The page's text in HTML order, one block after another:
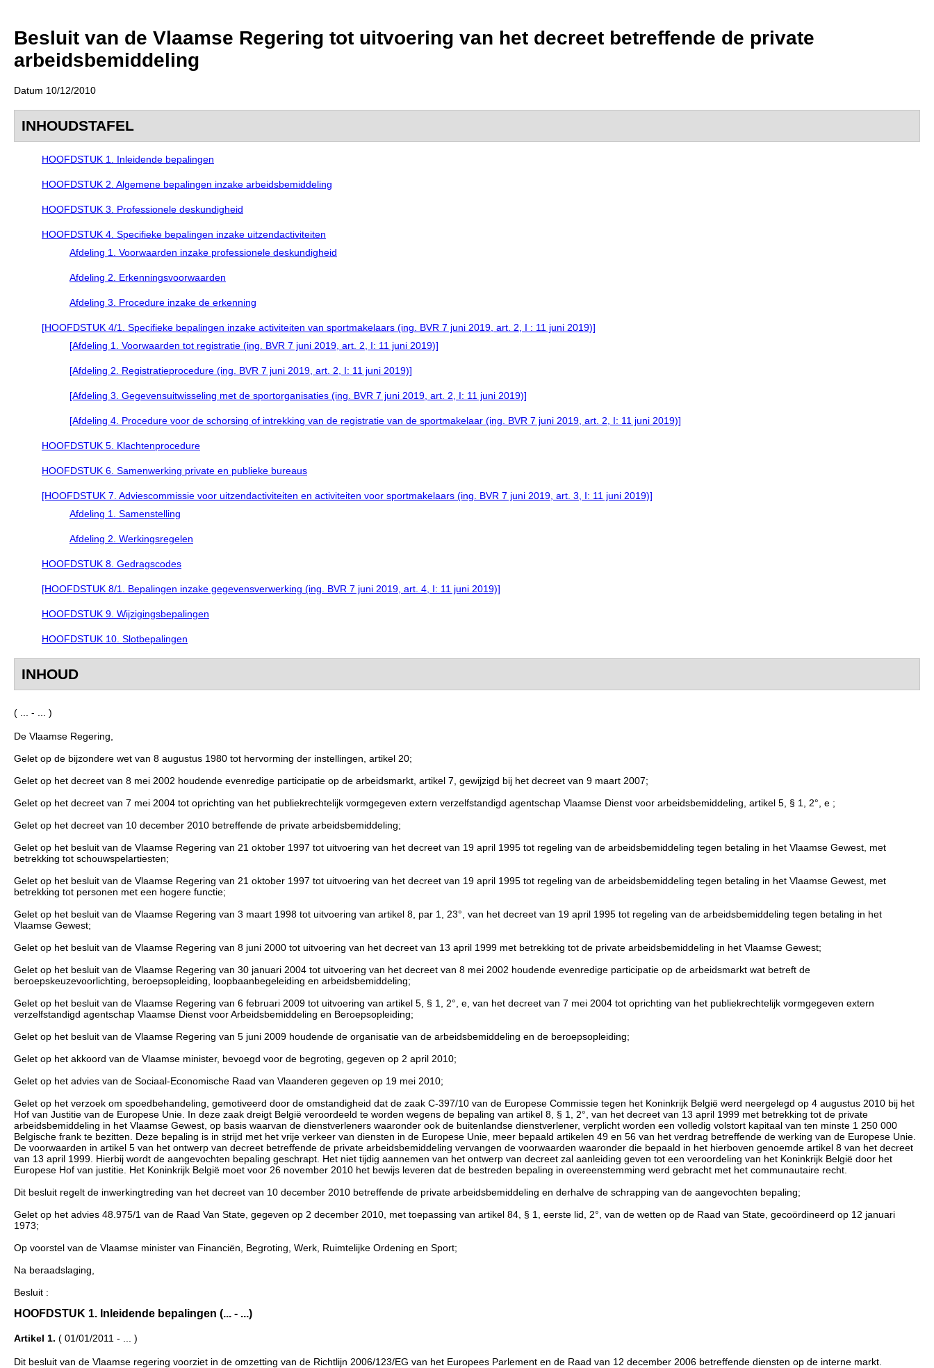
Besluit van de Vlaamse Regering tot uitvoering van het decreet betreffende de private
arbeidsbemiddeling
Datum 10/12/2010
INHOUDSTAFEL
HOOFDSTUK 1. Inleidende bepalingen
HOOFDSTUK 2. Algemene bepalingen inzake arbeidsbemiddeling
HOOFDSTUK 3. Professionele deskundigheid
HOOFDSTUK 4. Specifieke bepalingen inzake uitzendactiviteiten
Afdeling 1. Voorwaarden inzake professionele deskundigheid
Afdeling 2. Erkenningsvoorwaarden
Afdeling 3. Procedure inzake de erkenning
[HOOFDSTUK 4/1. Specifieke bepalingen inzake activiteiten van sportmakelaars (ing. BVR 7 juni 2019, art. 2, I : 11 juni 2019)]
[Afdeling 1. Voorwaarden tot registratie (ing. BVR 7 juni 2019, art. 2, I: 11 juni 2019)]
[Afdeling 2. Registratieprocedure (ing. BVR 7 juni 2019, art. 2, I: 11 juni 2019)]
[Afdeling 3. Gegevensuitwisseling met de sportorganisaties (ing. BVR 7 juni 2019, art. 2, I: 11 juni 2019)]
[Afdeling 4. Procedure voor de schorsing of intrekking van de registratie van de sportmakelaar (ing. BVR 7 juni 2019, art. 2, I: 11 juni 2019)]
HOOFDSTUK 5. Klachtenprocedure
HOOFDSTUK 6. Samenwerking private en publieke bureaus
[HOOFDSTUK 7. Adviescommissie voor uitzendactiviteiten en activiteiten voor sportmakelaars (ing. BVR 7 juni 2019, art. 3, I: 11 juni 2019)]
Afdeling 1. Samenstelling
Afdeling 2. Werkingsregelen
HOOFDSTUK 8. Gedragscodes
[HOOFDSTUK 8/1. Bepalingen inzake gegevensverwerking (ing. BVR 7 juni 2019, art. 4, I: 11 juni 2019)]
HOOFDSTUK 9. Wijzigingsbepalingen
HOOFDSTUK 10. Slotbepalingen
INHOUD
( ... - ... )
De Vlaamse Regering,
Gelet op de bijzondere wet van 8 augustus 1980 tot hervorming der instellingen, artikel 20;
Gelet op het decreet van 8 mei 2002 houdende evenredige participatie op de arbeidsmarkt, artikel 7, gewijzigd bij het decreet van 9 maart 2007;
Gelet op het decreet van 7 mei 2004 tot oprichting van het publiekrechtelijk vormgegeven extern verzelfstandigd agentschap Vlaamse Dienst voor arbeidsbemiddeling, artikel 5, § 1, 2°, e ;
Gelet op het decreet van 10 december 2010 betreffende de private arbeidsbemiddeling;
Gelet op het besluit van de Vlaamse Regering van 21 oktober 1997 tot uitvoering van het decreet van 19 april 1995 tot regeling van de arbeidsbemiddeling tegen betaling in het Vlaamse Gewest, met
betrekking tot schouwspelartiesten;
Gelet op het besluit van de Vlaamse Regering van 21 oktober 1997 tot uitvoering van het decreet van 19 april 1995 tot regeling van de arbeidsbemiddeling tegen betaling in het Vlaamse Gewest, met
betrekking tot personen met een hogere functie;
Gelet op het besluit van de Vlaamse Regering van 3 maart 1998 tot uitvoering van artikel 8, par 1, 23°, van het decreet van 19 april 1995 tot regeling van de arbeidsbemiddeling tegen betaling in het
Vlaamse Gewest;
Gelet op het besluit van de Vlaamse Regering van 8 juni 2000 tot uitvoering van het decreet van 13 april 1999 met betrekking tot de private arbeidsbemiddeling in het Vlaamse Gewest;
Gelet op het besluit van de Vlaamse Regering van 30 januari 2004 tot uitvoering van het decreet van 8 mei 2002 houdende evenredige participatie op de arbeidsmarkt wat betreft de
beroepskeuzevoorlichting, beroepsopleiding, loopbaanbegeleiding en arbeidsbemiddeling;
Gelet op het besluit van de Vlaamse Regering van 6 februari 2009 tot uitvoering van artikel 5, § 1, 2°, e, van het decreet van 7 mei 2004 tot oprichting van het publiekrechtelijk vormgegeven extern
verzelfstandigd agentschap Vlaamse Dienst voor Arbeidsbemiddeling en Beroepsopleiding;
Gelet op het besluit van de Vlaamse Regering van 5 juni 2009 houdende de organisatie van de arbeidsbemiddeling en de beroepsopleiding;
Gelet op het akkoord van de Vlaamse minister, bevoegd voor de begroting, gegeven op 2 april 2010;
Gelet op het advies van de Sociaal-Economische Raad van Vlaanderen gegeven op 19 mei 2010;
Gelet op het verzoek om spoedbehandeling, gemotiveerd door de omstandigheid dat de zaak C-397/10 van de Europese Commissie tegen het Koninkrijk België werd neergelegd op 4 augustus 2010 bij het
Hof van Justitie van de Europese Unie. In deze zaak dreigt België veroordeeld te worden wegens de bepaling van artikel 8, § 1, 2°, van het decreet van 13 april 1999 met betrekking tot de private
arbeidsbemiddeling in het Vlaamse Gewest, op basis waarvan de dienstverleners waaronder ook de buitenlandse dienstverlener, verplicht worden een volledig volstort kapitaal van ten minste 1 250 000
Belgische frank te bezitten. Deze bepaling is in strijd met het vrije verkeer van diensten in de Europese Unie, meer bepaald artikelen 49 en 56 van het verdrag betreffende de werking van de Europese Unie.
De voorwaarden in artikel 5 van het ontwerp van decreet betreffende de private arbeidsbemiddeling vervangen de voorwaarden waaronder die bepaald in het hierboven genoemde artikel 8 van het decreet
van 13 april 1999. Hierbij wordt de aangevochten bepaling geschrapt. Het niet tijdig aannemen van het ontwerp van decreet zal aanleiding geven tot een veroordeling van het Koninkrijk België door het
Europese Hof van justitie. Het Koninkrijk België moet voor 26 november 2010 het bewijs leveren dat de bestreden bepaling in overeenstemming werd gebracht met het communautaire recht.
Dit besluit regelt de inwerkingtreding van het decreet van 10 december 2010 betreffende de private arbeidsbemiddeling en derhalve de schrapping van de aangevochten bepaling;
Gelet op het advies 48.975/1 van de Raad Van State, gegeven op 2 december 2010, met toepassing van artikel 84, § 1, eerste lid, 2°, van de wetten op de Raad van State, gecoördineerd op 12 januari
1973;
Op voorstel van de Vlaamse minister van Financiën, Begroting, Werk, Ruimtelijke Ordening en Sport;
Na beraadslaging,
Besluit :
HOOFDSTUK 1. Inleidende bepalingen (... - ...)
Artikel 1. ( 01/01/2011 - ... )
Dit besluit van de Vlaamse regering voorziet in de omzetting van de Richtlijn 2006/123/EG van het Europees Parlement en de Raad van 12 december 2006 betreffende diensten op de interne markt.